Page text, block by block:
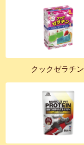
クックゼラチン